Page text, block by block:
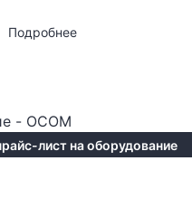
Подробнее
- OCOM
лист на оборудование